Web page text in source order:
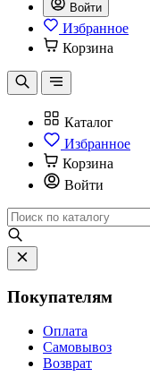
Войти
Избранное
Корзина
Каталог
Избранное
Корзина
Войти
Покупателям
Оплата
Самовывоз
Возврат